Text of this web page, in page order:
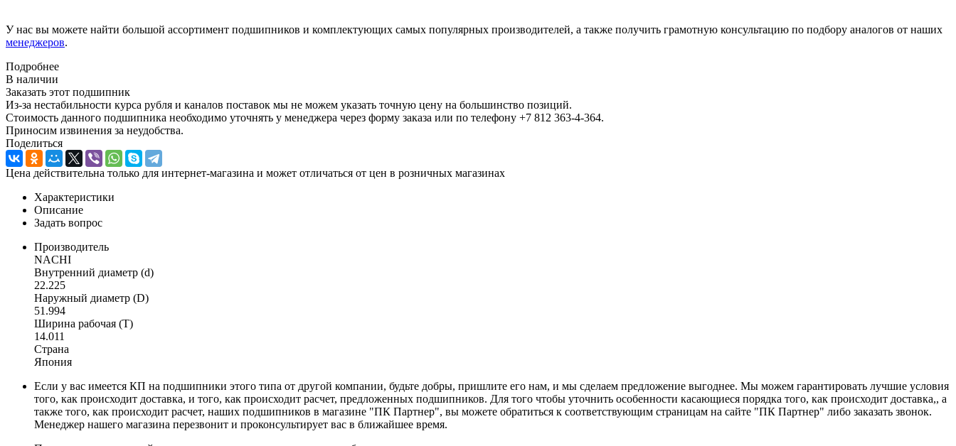
У нас вы можете найти большой ассортимент подшипников и комплектующих самых популярных производителей, а также получить грамотную консультацию по подбору аналогов от наших
менеджеров.
Подробнее
В наличии
Заказать этот подшипник
Из-за нестабильности курса рубля и каналов поставок мы не можем указать точную цену на большинство позиций.
Стоимость данного подшипника необходимо уточнять у менеджера через форму заказа или по телефону +7 812 363-4-364.
Приносим извинения за неудобства.
Поделиться
Цена действительна только для интернет-магазина и может отличаться от цен в розничных магазинах
Характеристики
Описание
Задать вопрос
Производитель
NACHI
Внутренний диаметр (d)
22.225
Наружный диаметр (D)
51.994
Ширина рабочая (T)
14.011
Страна
Япония
Если у вас имеется КП на подшипники этого типа от другой компании, будьте добры, пришлите его нам, и мы сделаем предложение выгоднее. Мы можем гарантировать лучшие условия
того, как происходит доставка, и того, как происходит расчет, предложенных подшипников. Для того чтобы уточнить особенности касающиеся порядка того, как происходит доставка,, а
также того, как происходит расчет, наших подшипников в магазине "ПК Партнер", вы можете обратиться к соответствующим страницам на сайте "ПК Партнер" либо заказать звонок.
Менеджер нашего магазина перезвонит и проконсультирует вас в ближайшее время.